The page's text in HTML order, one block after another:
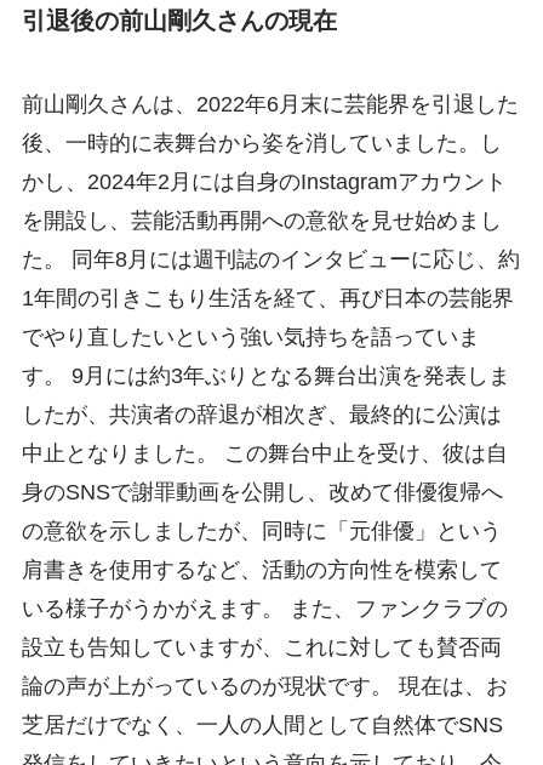
引退後の前山剛久さんの現在
前山剛久さんは、2022年6月末に芸能界を引退した
後、一時的に表舞台から姿を消していました。し
かし、2024年2月には自身のInstagramアカウント
を開設し、芸能活動再開への意欲を見せ始めまし
た。 同年8月には週刊誌のインタビューに応じ、約
1年間の引きこもり生活を経て、再び日本の芸能界
でやり直したいという強い気持ちを語っていま
す。 9月には約3年ぶりとなる舞台出演を発表しま
したが、共演者の辞退が相次ぎ、最終的に公演は
中止となりました。 この舞台中止を受け、彼は自
身のSNSで謝罪動画を公開し、改めて俳優復帰へ
の意欲を示しましたが、同時に「元俳優」という
肩書きを使用するなど、活動の方向性を模索して
いる様子がうかがえます。 また、ファンクラブの
設立も告知していますが、これに対しても賛否両
論の声が上がっているのが現状です。 現在は、お
芝居だけでなく、一人の人間として自然体でSNS